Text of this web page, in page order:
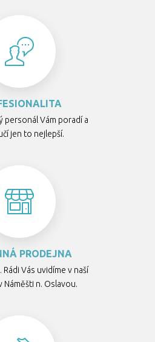
personál Vám poradí a
jen to nejlepší.
PRODEJNA
Rádi Vás uvidíme v naší
Náměšti n. Oslavou.